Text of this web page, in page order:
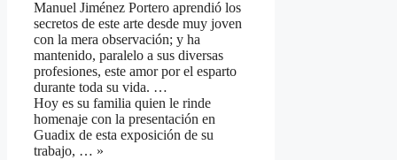
Manuel Jiménez Portero aprendió los
secretos de este arte desde muy joven
con la mera observación; y ha
mantenido, paralelo a sus diversas
profesiones, este amor por el esparto
durante toda su vida. …
Hoy es su familia quien le rinde
homenaje con la presentación en
Guadix de esta exposición de su
trabajo, … »